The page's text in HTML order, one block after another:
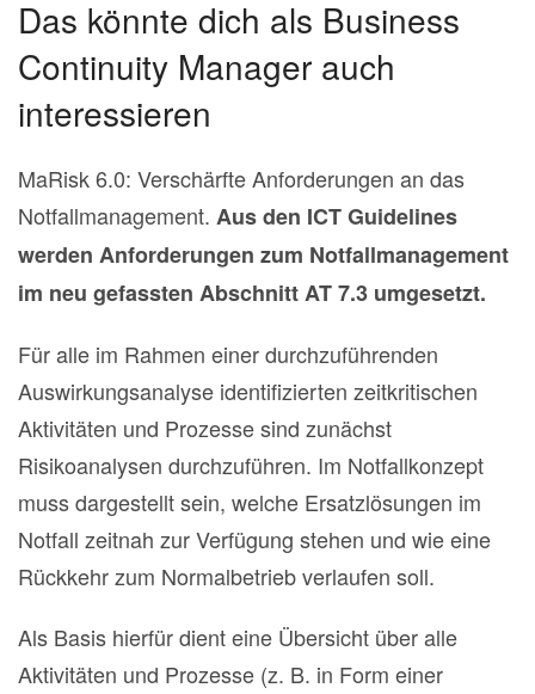
Das könnte dich als Business
Continuity Manager auch
interessieren
MaRisk 6.0: Verschärfte Anforderungen an das
Notfallmanagement. Aus den ICT Guidelines
werden Anforderungen zum Notfallmanagement
im neu gefassten Abschnitt AT 7.3 umgesetzt.
Für alle im Rahmen einer durchzuführenden
Auswirkungsanalyse identifizierten zeitkritischen
Aktivitäten und Prozesse sind zunächst
Risikoanalysen durchzuführen. Im Notfallkonzept
muss dargestellt sein, welche Ersatzlösungen im
Notfall zeitnah zur Verfügung stehen und wie eine
Rückkehr zum Normalbetrieb verlaufen soll.
Als Basis hierfür dient eine Übersicht über alle
Aktivitäten und Prozesse (z. B. in Form einer